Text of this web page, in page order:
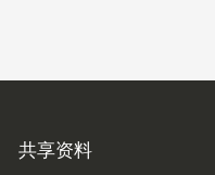
共享资料